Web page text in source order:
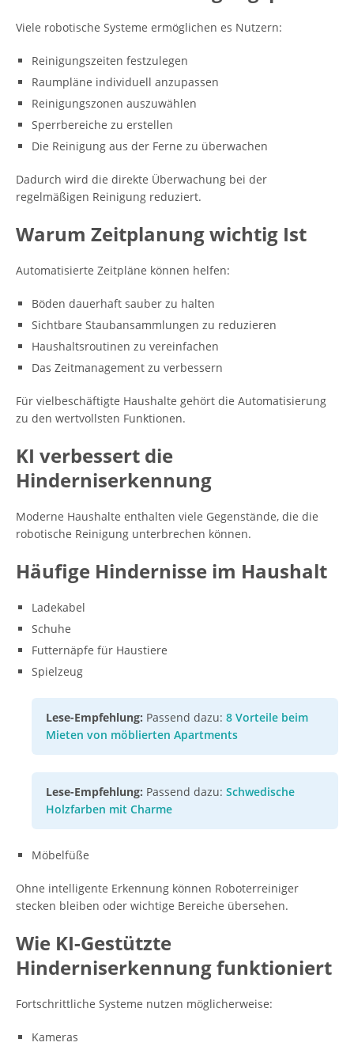
Viele robotische Systeme ermöglichen es Nutzern:
Reinigungszeiten festzulegen
Raumpläne individuell anzupassen
Reinigungszonen auszuwählen
Sperrbereiche zu erstellen
Die Reinigung aus der Ferne zu überwachen
Dadurch wird die direkte Überwachung bei der
regelmäßigen Reinigung reduziert.
Warum Zeitplanung wichtig Ist
Automatisierte Zeitpläne können helfen:
Böden dauerhaft sauber zu halten
Sichtbare Staubansammlungen zu reduzieren
Haushaltsroutinen zu vereinfachen
Das Zeitmanagement zu verbessern
Für vielbeschäftigte Haushalte gehört die Automatisierung
zu den wertvollsten Funktionen.
KI verbessert die
Hinderniserkennung
Moderne Haushalte enthalten viele Gegenstände, die die
robotische Reinigung unterbrechen können.
Häufige Hindernisse im Haushalt
Ladekabel
Schuhe
Futternäpfe für Haustiere
Spielzeug
Lese-Empfehlung: Passend dazu: 8 Vorteile beim
Mieten von möblierten Apartments
Lese-Empfehlung: Passend dazu: Schwedische
Holzfarben mit Charme
Möbelfüße
Ohne intelligente Erkennung können Roboterreiniger
stecken bleiben oder wichtige Bereiche übersehen.
Wie KI-Gestützte
Hinderniserkennung funktioniert
Fortschrittliche Systeme nutzen möglicherweise:
Kameras